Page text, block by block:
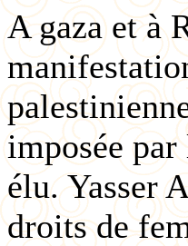
A gaza et à
imposée
élu. Yasser
droits de